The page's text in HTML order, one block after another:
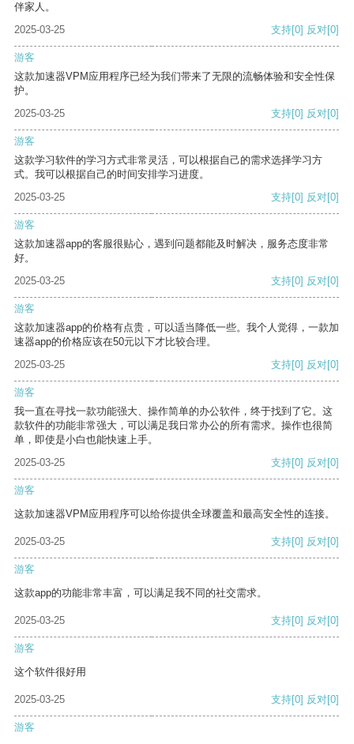
伴家人。
2025-03-25
支持[0] 反对[0]
游客
这款加速器VPM应用程序已经为我们带来了无限的流畅体验和安全性保
护。
2025-03-25
支持[0] 反对[0]
游客
这款学习软件的学习方式非常灵活，可以根据自己的需求选择学习方
式。我可以根据自己的时间安排学习进度。
2025-03-25
支持[0] 反对[0]
游客
这款加速器app的客服很贴心，遇到问题都能及时解决，服务态度非常
好。
2025-03-25
支持[0] 反对[0]
游客
这款加速器app的价格有点贵，可以适当降低一些。我个人觉得，一款加
速器app的价格应该在50元以下才比较合理。
2025-03-25
支持[0] 反对[0]
游客
我一直在寻找一款功能强大、操作简单的办公软件，终于找到了它。这
款软件的功能非常强大，可以满足我日常办公的所有需求。操作也很简
单，即使是小白也能快速上手。
2025-03-25
支持[0] 反对[0]
游客
这款加速器VPM应用程序可以给你提供全球覆盖和最高安全性的连接。
2025-03-25 支持[0] 反对[0]
游客
这款app的功能非常丰富，可以满足我不同的社交需求。
2025-03-25 支持[0] 反对[0]
游客
这个软件很好用
2025-03-25 支持[0] 反对[0]
游客